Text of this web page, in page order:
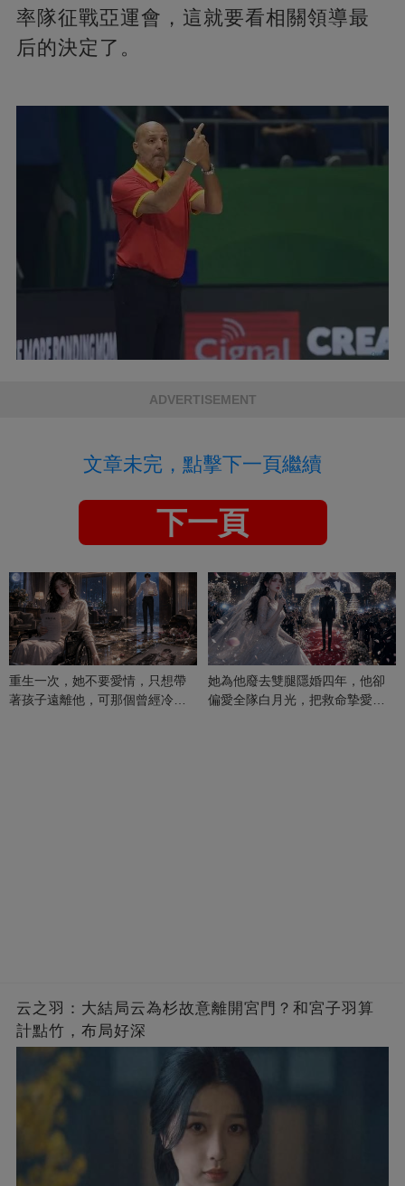
率隊征戰亞運會，這就要看相關領導最
后的決定了。
ADVERTISEMENT
文章未完，點擊下一頁繼續
下一頁
重生一次，她不要愛情，只想帶
著孩子遠離他，可那個曾經冷漠
她為他廢去雙腿隱婚四年，他卻
偏愛全隊白月光，把救命摯愛當
云之羽：大結局云為杉故意離開宮門？和宮子羽算
計點竹，布局好深